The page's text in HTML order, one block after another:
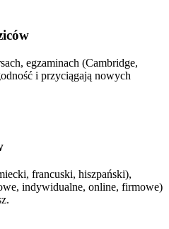
egzaminach (Cambridge,
i przyciągają nowych
francuski, hiszpański),
indywidualne, online, firmowe)